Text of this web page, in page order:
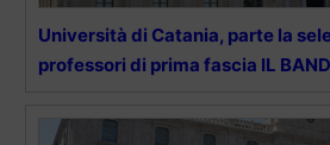
Università di Catania, parte la
professori di prima fascia IL